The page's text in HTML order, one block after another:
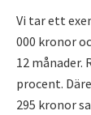
Vi tar ett
000 kronor
12
procent.
295 kronor